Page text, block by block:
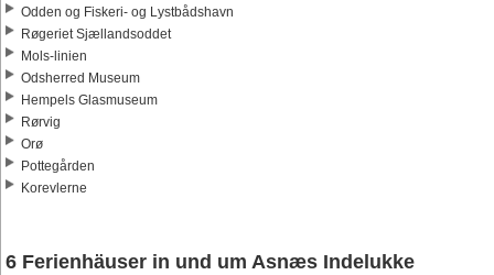
Odden og Fiskeri- og Lystbådshavn
Røgeriet Sjællandsoddet
Mols-linien
Odsherred Museum
Hempels Glasmuseum
Rørvig
Orø
Pottegården
Korevlerne
6 Ferienhäuser in und um Asnæs Indelukke